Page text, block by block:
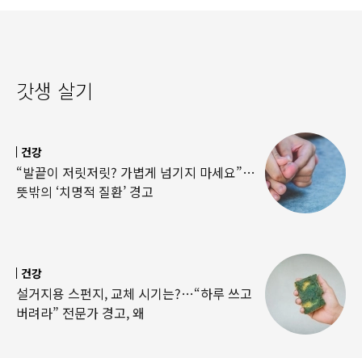
갓생 살기
건강
“발끝이 저릿저릿? 가볍게 넘기지 마세요”…
뜻밖의 ‘치명적 질환’ 경고
건강
설거지용 스펀지, 교체 시기는?…“하루 쓰고
버려라” 전문가 경고, 왜